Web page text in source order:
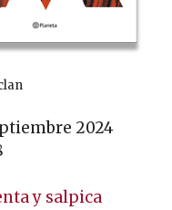
2024
y salpica